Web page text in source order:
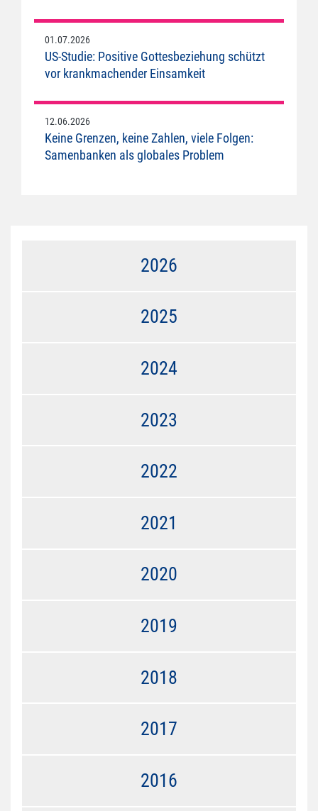
01.07.2026
US-Studie: Positive Gottesbeziehung schützt
vor krankmachender Einsamkeit
12.06.2026
Keine Grenzen, keine Zahlen, viele Folgen:
Samenbanken als globales Problem
2026
2025
2024
2023
2022
2021
2020
2019
2018
2017
2016